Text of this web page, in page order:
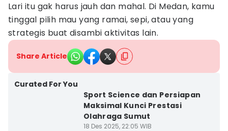
Lari itu gak harus jauh dan mahal. Di Medan, kamu
tinggal pilih mau yang ramai, sepi, atau yang
strategis buat disambi aktivitas lain.
Share Article
Curated For You
Sport Science dan Persiapan
Maksimal Kunci Prestasi
Olahraga Sumut
18 Des 2025, 22:05 WIB